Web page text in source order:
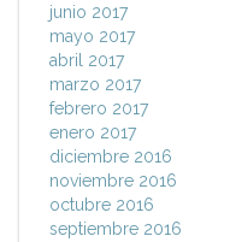
junio 2017
mayo 2017
abril 2017
marzo 2017
febrero 2017
enero 2017
diciembre 2016
noviembre 2016
octubre 2016
septiembre 2016